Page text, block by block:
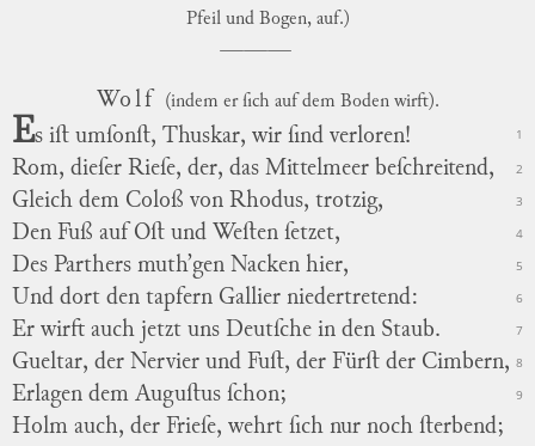
Pfeil und Bogen, auf.)
Wolf (indem er ſich auf dem Boden wirft).
Es iſt umſonſt, Thuskar, wir ſind verloren! 1
Rom, dieſer Rieſe, der, das Mittelmeer beſchreitend, 2
Gleich dem Coloß von Rhodus, trotzig, 3
Den Fuß auf Oſt und Weſten ſetzet, 4
Des Parthers muth’gen Nacken hier, 5
Und dort den tapfern Gallier niedertretend: 6
Er wirft auch jetzt uns Deutſche in den Staub. 7
Gueltar, der Nervier und Fuſt, der Fürſt der Cimbern, 8
Erlagen dem Auguſtus ſchon; 9
Holm auch, der Frieſe, wehrt ſich nur noch ſterbend;